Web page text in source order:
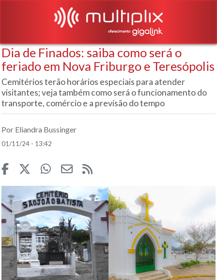
Dia de Finados: saiba como será o
feriado em Nova Friburgo e Teresópolis
Cemitérios terão horários especiais para atender
visitantes; veja também como será o funcionamento do
transporte, comércio e a previsão do tempo
Por Eliandra Bussinger
01/11/24 - 13:42